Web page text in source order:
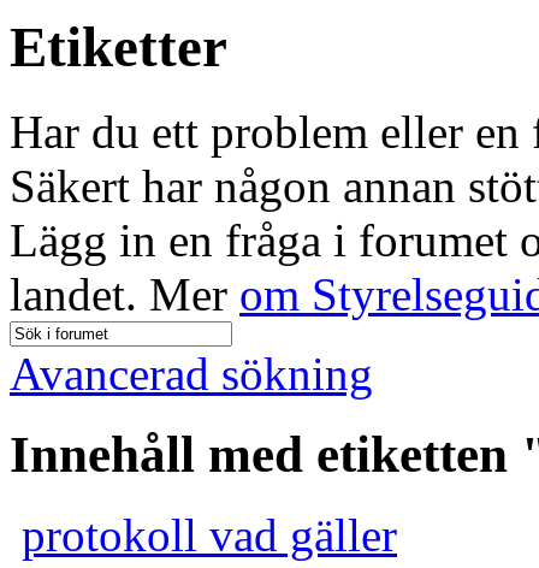
Etiketter
Har du ett problem eller
Säkert har någon annan
Lägg in en fråga i forumet
landet. Mer om
Avancerad sökning
Innehåll med
protokoll vad gäller